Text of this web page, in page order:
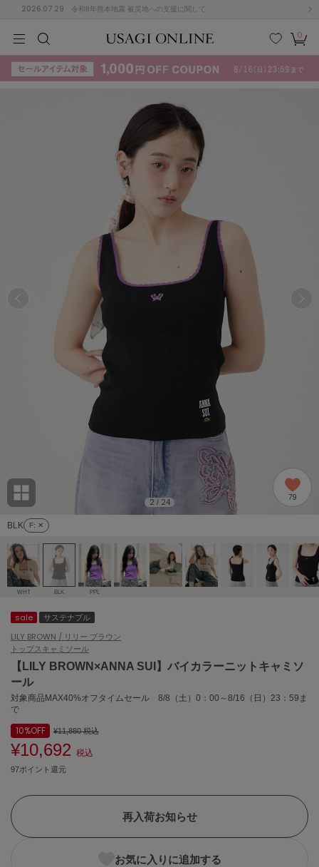
2026.07.29 令和8年熊本地震 被災地への支援に関して
検索
お気
に入
カー
ト
0
KIDSBABYBEAUTYLIFE STYLE
ョン雑貨 (865)
/ランジェリー (127)
ェア (121)
(124)
KIDSBABYBEAUTYLIFE STYLE
G
M N
U
その
adidas by Stella McCartney
アディダス バイ ステラマッカートニー
Ame no chi Hare
アメノチハレ
AMOMMA
アモマ
ánuans
アニュアンス
ànuke
アンヌーク
ASICS
アシックス
バレリット
BANDOLIER
バンドリヤー
Barbour
バブアー
BLK F: ✕
2 / 24 79
WHT BLK PPL
sale
サステナブル
LILY BROWN / リリー ブラウン
トップスキャミソール
【LILY BROWN×ANNA SUI】バイカラーニットキャミソ
ール
対象商品MAX40%オフタイムセール 8/8（土）0：00～8/16（日）23：59ま
で
10%OFF ¥11,880税込
¥10,692 税込
97ポイント還元
再入荷お知らせ
お気に入りに追加する